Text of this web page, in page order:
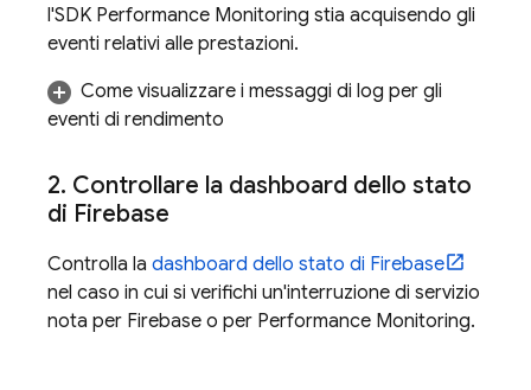
l'SDK Performance Monitoring stia acquisendo gli
eventi relativi alle prestazioni.
Come visualizzare i messaggi di log per gli
eventi di rendimento
2. Controllare la dashboard dello stato
di Firebase
Controlla la dashboard dello stato di Firebase
nel caso in cui si verifichi un'interruzione di servizio
nota per Firebase o per Performance Monitoring.